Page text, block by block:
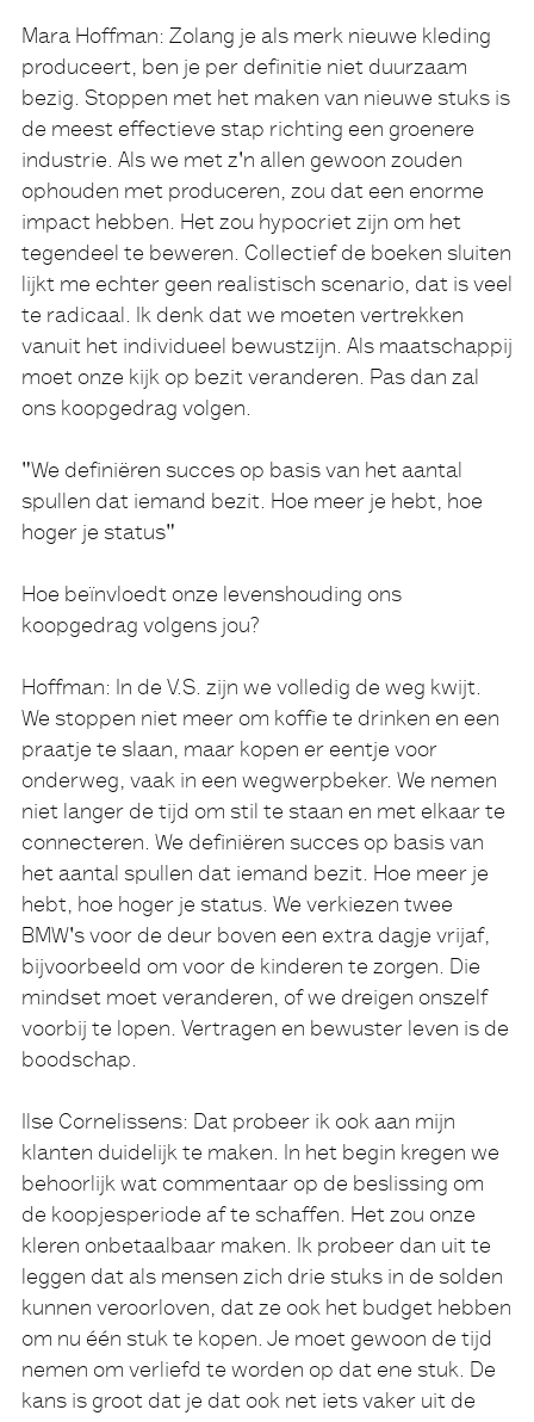
Mara Hoffman: Zolang je als merk nieuwe kleding
produceert, ben je per definitie niet duurzaam
bezig. Stoppen met het maken van nieuwe stuks is
de meest effectieve stap richting een groenere
industrie. Als we met z'n allen gewoon zouden
ophouden met produceren, zou dat een enorme
impact hebben. Het zou hypocriet zijn om het
tegendeel te beweren. Collectief de boeken sluiten
lijkt me echter geen realistisch scenario, dat is veel
te radicaal. Ik denk dat we moeten vertrekken
vanuit het individueel bewustzijn. Als maatschappij
moet onze kijk op bezit veranderen. Pas dan zal
ons koopgedrag volgen.
"We definiëren succes op basis van het aantal
spullen dat iemand bezit. Hoe meer je hebt, hoe
hoger je status"
Hoe beïnvloedt onze levenshouding ons
koopgedrag volgens jou?
Hoffman: In de V.S. zijn we volledig de weg kwijt.
We stoppen niet meer om koffie te drinken en een
praatje te slaan, maar kopen er eentje voor
onderweg, vaak in een wegwerpbeker. We nemen
niet langer de tijd om stil te staan en met elkaar te
connecteren. We definiëren succes op basis van
het aantal spullen dat iemand bezit. Hoe meer je
hebt, hoe hoger je status. We verkiezen twee
BMW's voor de deur boven een extra dagje vrijaf,
bijvoorbeeld om voor de kinderen te zorgen. Die
mindset moet veranderen, of we dreigen onszelf
voorbij te lopen. Vertragen en bewuster leven is de
boodschap.
Ilse Cornelissens: Dat probeer ik ook aan mijn
klanten duidelijk te maken. In het begin kregen we
behoorlijk wat commentaar op de beslissing om
de koopjesperiode af te schaffen. Het zou onze
kleren onbetaalbaar maken. Ik probeer dan uit te
leggen dat als mensen zich drie stuks in de solden
kunnen veroorloven, dat ze ook het budget hebben
om nu één stuk te kopen. Je moet gewoon de tijd
nemen om verliefd te worden op dat ene stuk. De
kans is groot dat je dat ook net iets vaker uit de